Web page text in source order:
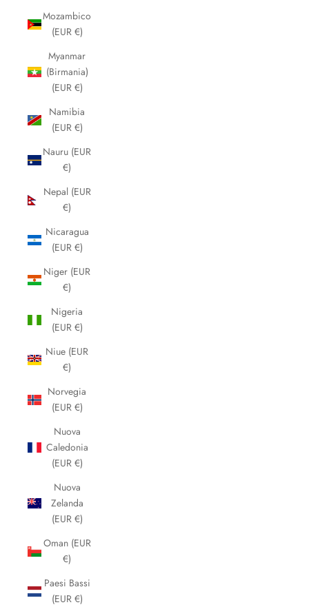
Mozambico
(EUR €)
Myanmar
(Birmania)
(EUR €)
Namibia
(EUR €)
Nauru (EUR
€)
Nepal (EUR
€)
Nicaragua
(EUR €)
Niger (EUR
€)
Nigeria
(EUR €)
Niue (EUR
€)
Norvegia
(EUR €)
Nuova
Caledonia
(EUR €)
Nuova
Zelanda
(EUR €)
Oman (EUR
€)
Paesi Bassi
(EUR €)